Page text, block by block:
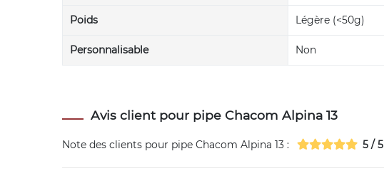
Poids Légère (<50g)
Personnalisable Non
Avis client pour pipe Chacom Alpina 13
Note des clients pour pipe Chacom Alpina 13 : 5 /5